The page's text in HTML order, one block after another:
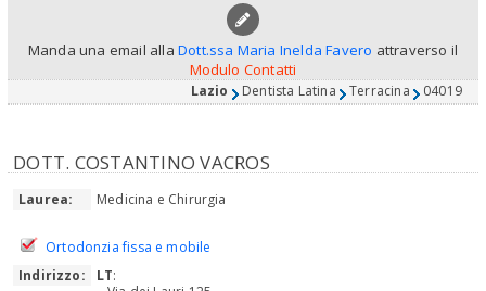
Manda una email alla Dott.ssa Maria Inelda Favero attraverso il
Modulo Contatti
Lazio Dentista Latina Terracina 04019
DOTT. COSTANTINO VACROS
Laurea: Medicina e Chirurgia
Ortodonzia fissa e mobile
Indirizzo:
LT: